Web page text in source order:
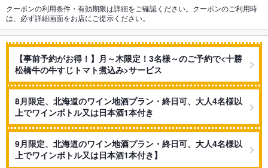
クーポンの利用条件・有効期限は詳細をご確認ください。クーポンのご利用時
は、必ず詳細画面をお店にご提示ください。
【事前予約がお得！】月～木限定！3名様～のご予約で<十勝
松橋牛の牛すじトマト煮込み>サービス
8月限定、北海道のワイン地酒プラン・終日可、大人4名様以
上でワインボトル又は日本酒1本付き
9月限定、北海道のワイン地酒プラン・終日可、大人4名様以
上でワインボトル又は日本酒1本付き】